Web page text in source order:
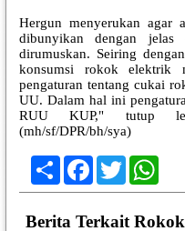
Hergun menyerukan agar
dibunyikan dengan
dirumuskan. Seiring
konsumsi rokok elektrik
pengaturan tentang cukai
UU. Dalam hal ini
RUU KUP," tutup
(mh/sf/DPR/bh/sya)
ShareFacebook
Twitter
Berita Terkait Rokok